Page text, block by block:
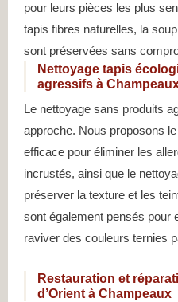
pour leurs pièces les plus
tapis fibres naturelles, la
sont préservées sans
Nettoyage tapis
agressifs à
Le nettoyage sans produits
approche. Nous proposons
efficace pour éliminer les
incrustés, ainsi que le
préserver la texture et les
sont également pensés pour
raviver des couleurs ternies
Restauration et
d’Orient à Champeaux